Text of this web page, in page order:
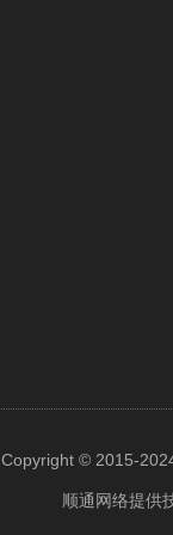
Copyright © 2015-
顺通网络提供